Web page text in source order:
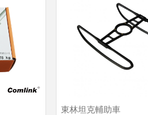
東林坦克輔助車